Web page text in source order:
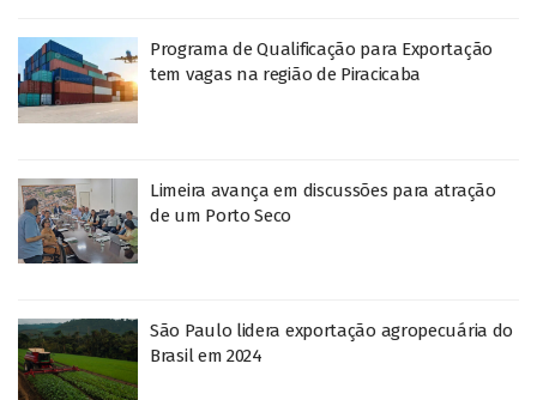
Programa de Qualificação para Exportação
tem vagas na região de Piracicaba
Limeira avança em discussões para atração
de um Porto Seco
São Paulo lidera exportação agropecuária do
Brasil em 2024